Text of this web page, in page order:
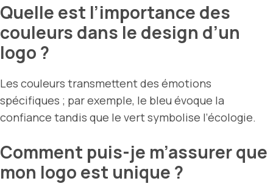
Quelle est l’importance des
couleurs dans le design d’un
logo ?
Les couleurs transmettent des émotions
spécifiques ; par exemple, le bleu évoque la
confiance tandis que le vert symbolise l’écologie.
Comment puis-je m’assurer que
mon logo est unique ?